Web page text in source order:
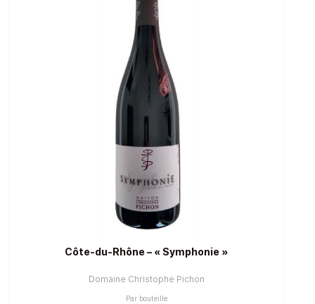
Côte-du-Rhône – « Symphonie »
Domaine Christophe Pichon
Par bouteille